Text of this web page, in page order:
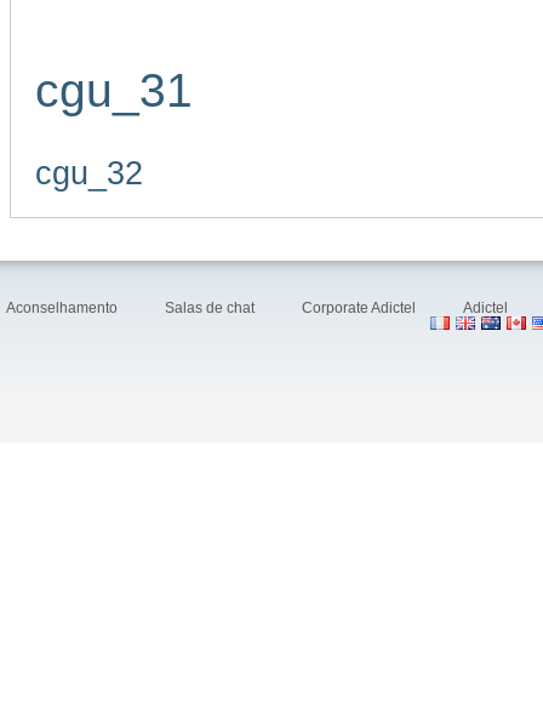
cgu_31
cgu_32
Aconselhamento Salas de chat Corporate Adictel Adictel